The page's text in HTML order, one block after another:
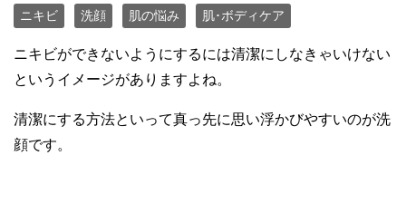
ニキビ 洗顔 肌の悩み 肌･ボディケア
ニキビができないようにするには清潔にしなきゃいけない
というイメージがありますよね。
清潔にする方法といって真っ先に思い浮かびやすいのが洗
顔です。